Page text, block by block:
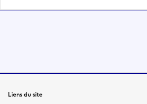
Liens du site